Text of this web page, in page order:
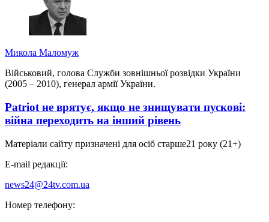
Микола Маломуж
Військовий, голова Служби зовнішньої розвідки України
(2005 – 2010), генерал армії України.
Patriot не врятує, якщо не знищувати пускові:
війна переходить на інший рівень
Матеріали сайту призначені для осіб старше21 року (21+)
E-mail редакції:
news24@24tv.com.ua
Номер телефону: